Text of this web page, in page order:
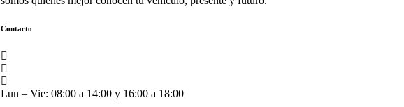
Contacto
Lun – Vie: 08:00 a 14:00 y 16:00 a 18:00